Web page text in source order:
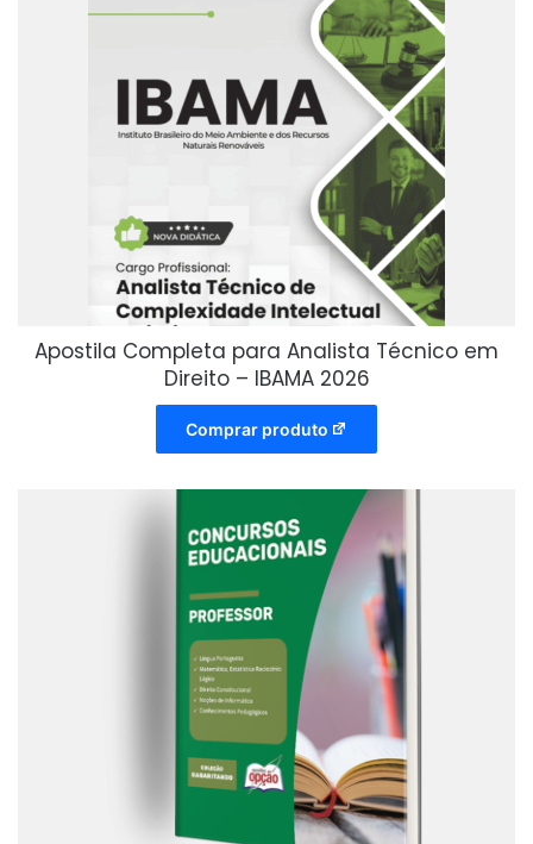
Apostila Completa para Analista Técnico em
Direito – IBAMA 2026
Comprar produto